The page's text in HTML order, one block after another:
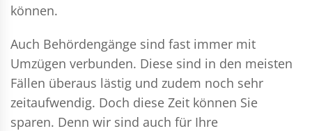
können.
Auch Behördengänge sind fast immer mit
Umzügen verbunden. Diese sind in den meisten
Fällen überaus lästig und zudem noch sehr
zeitaufwendig. Doch diese Zeit können Sie
sparen. Denn wir sind auch für Ihre